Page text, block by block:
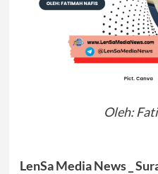
Oleh:
LenSa Media News _